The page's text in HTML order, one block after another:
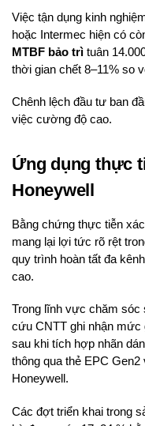
Việc tận dụng kinh
hoặc Intermec hiện có
MTBF bảo trì tuân
thời gian chết 8–11% so
Chênh lệch đầu tư ban
việc cường độ cao.
Ứng dụng thực
Honeywell
Bằng chứng thực tiễn
mang lại lợi tức rõ rệt
quy trình hoàn tất đa
cao.
Trong lĩnh vực chăm
cứu CNTT ghi nhận mức
sau khi tích hợp nhãn
thông qua thẻ EPC
Honeywell.
Các đợt triển khai trong